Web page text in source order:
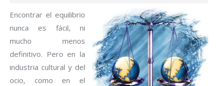
Encontrar el equilibrio
nunca es fácil, ni
mucho menos
definitivo. Pero en la
industria cultural y del
ocio, como en el